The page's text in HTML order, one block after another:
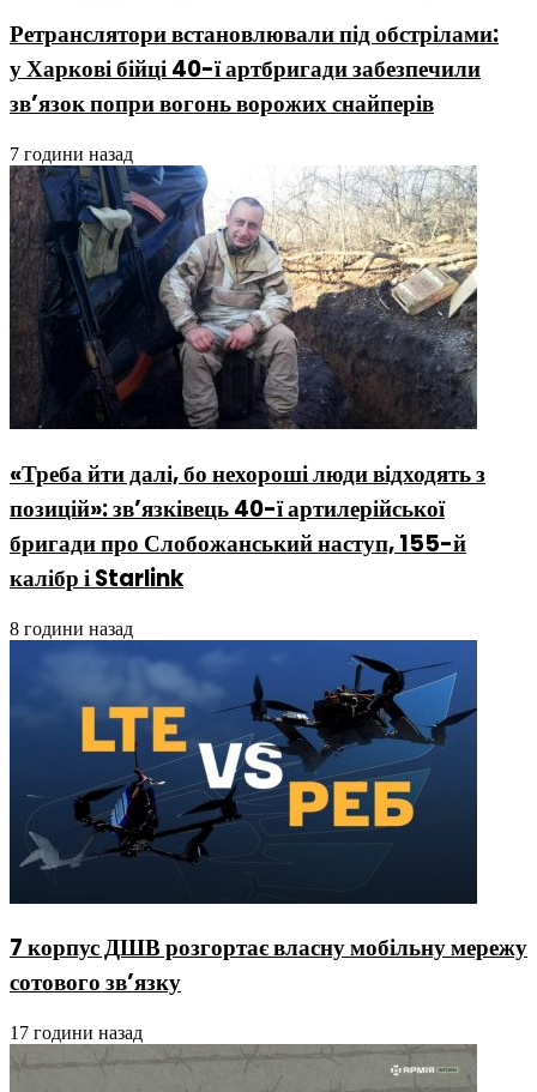
Ретранслятори встановлювали під обстрілами:
у Харкові бійці 40-ї артбригади забезпечили
зв’язок попри вогонь ворожих снайперів
7 години назад
«Треба йти далі, бо нехороші люди відходять з
позицій»: зв’язківець 40-ї артилерійської
бригади про Слобожанський наступ, 155-й
калібр і Starlink
8 години назад
7 корпус ДШВ розгортає власну мобільну мережу
сотового зв’язку
17 години назад